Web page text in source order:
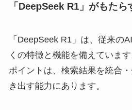
「DeepSeek R1」がもたら
「DeepSeek R1」は、従来の
くの特徴と機能を備えていま
ポイントは、検索結果を統合
き出す能力にあります。